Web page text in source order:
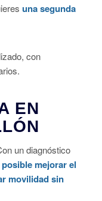
una segunda
con
EN
un diagnóstico
mejorar el
movilidad sin